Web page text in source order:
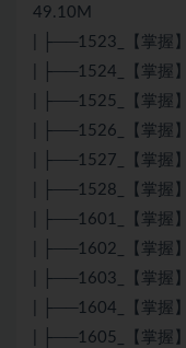
49.10M
| ├──1523_【掌握
| ├──1524_【掌握
| ├──1525_【掌握
| ├──1526_【掌握
| ├──1527_【掌握
| ├──1528_【掌握
| ├──1601_【掌握
| ├──1602_【掌握
| ├──1603_【掌握
| ├──1604_【掌握
| ├──1605_【掌握